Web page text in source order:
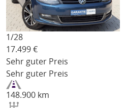
1/28
17.499 €
Sehr guter Preis
Sehr guter Preis
148.900 km